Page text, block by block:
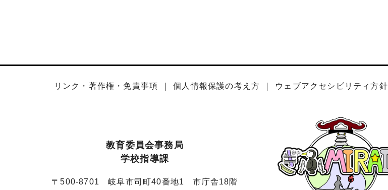
リンク・著作権・免責事項 個人情報保護の考え方 ウェブアクセシビリティ方針
教育委員会事務局
学校指導課
〒500-8701 岐阜市司町40番地1 市庁舎18階